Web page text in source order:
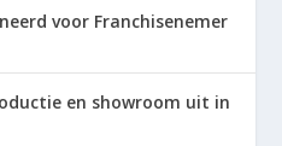
voor Franchisenemer
en showroom uit in